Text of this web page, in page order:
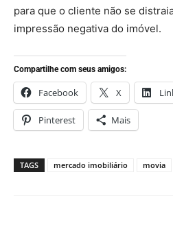
para que o cliente não se
impressão negativa do imóvel.
Compartilhe com seus amigos:
Facebook X
Pinterest Mais
TAGS mercado imobiliário movia